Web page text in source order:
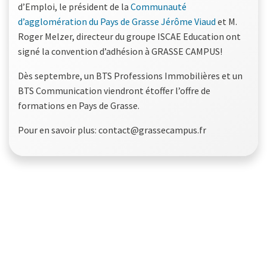
d’Emploi, le président de la Communauté
d’agglomération du Pays de Grasse Jérôme Viaud et M.
Roger Melzer, directeur du groupe ISCAE Education ont
signé la convention d’adhésion à GRASSE CAMPUS!
Dès septembre, un BTS Professions Immobilières et un
BTS Communication viendront étoffer l’offre de
formations en Pays de Grasse.
Pour en savoir plus: contact@grassecampus.fr